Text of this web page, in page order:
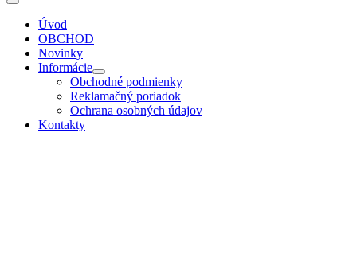
Toggle
Navigation
Úvod
OBCHOD
Novinky
Informácie
Obchodné podmienky
Reklamačný poriadok
Ochrana osobných údajov
Kontakty